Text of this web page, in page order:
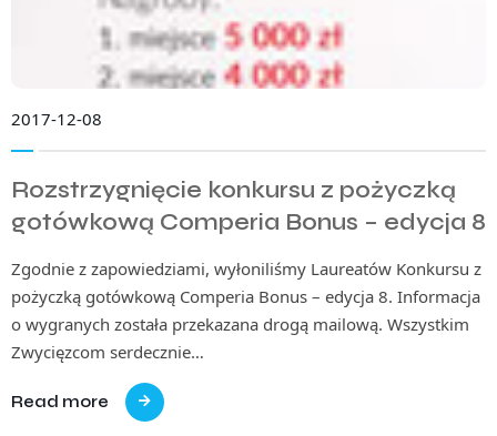
2017-12-08
Rozstrzygnięcie konkursu z pożyczką
gotówkową Comperia Bonus – edycja 8
Zgodnie z zapowiedziami, wyłoniliśmy Laureatów Konkursu z
pożyczką gotówkową Comperia Bonus – edycja 8. Informacja
o wygranych została przekazana drogą mailową. Wszystkim
Zwycięzcom serdecznie…
Read more